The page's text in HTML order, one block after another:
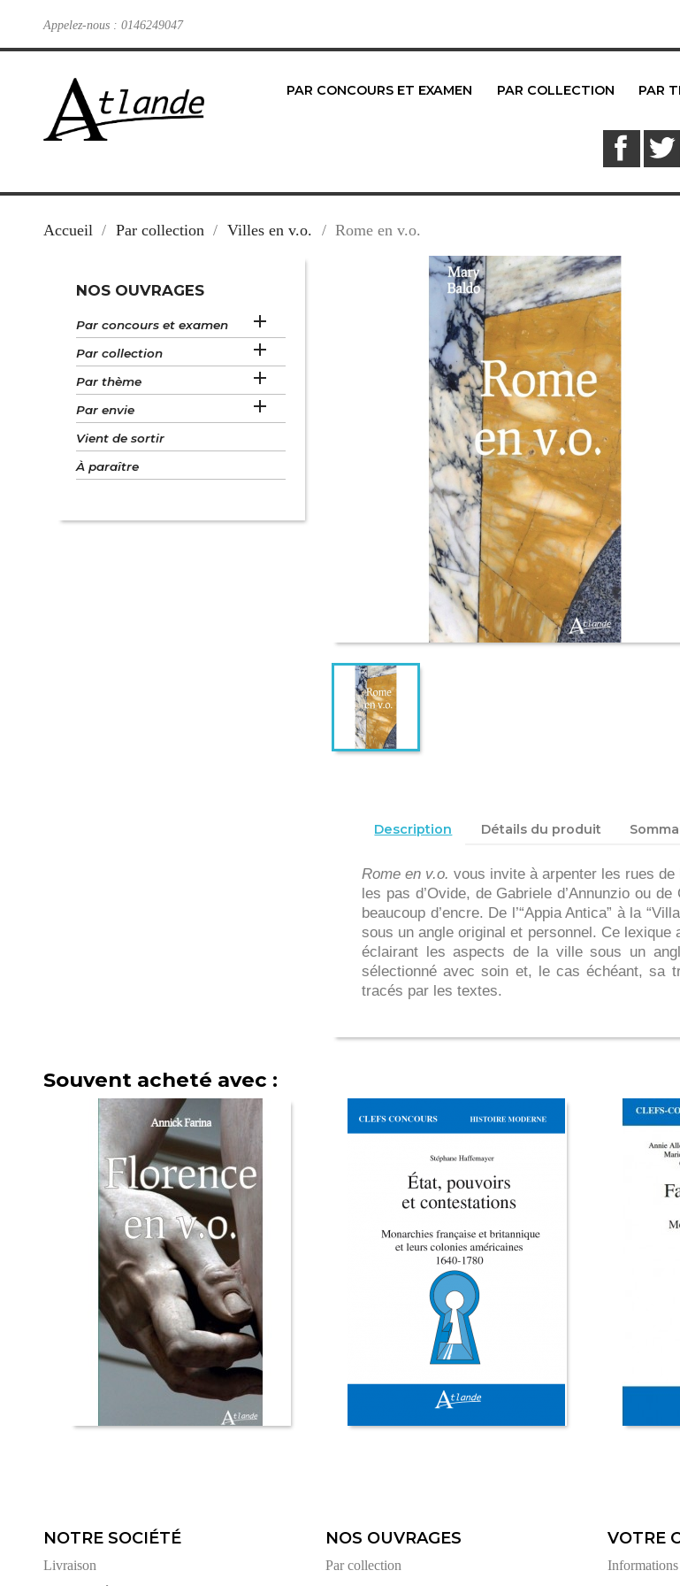
Appelez-nous : 0146249047
PAR CONCOURS ET EXAMEN PAR COLLECTION PAR
Accueil Par collection Villes en v.o. Rome en v.o.
NOS OUVRAGES
Par concours et examen 
Par collection 
Par thème 
Par envie 
Vient de sortir
À paraître
Description Détails du produit
Rome en v.o. vous invite à arpenter les rues
les pas d’Ovide, de Gabriele d’Annunzio ou
beaucoup d’encre. De l’“Appia Antica” à la
sous un angle original et personnel. Ce
éclairant les aspects de la ville sous un
sélectionné avec soin et, le cas échéant, sa
tracés par les textes.
Souvent acheté avec :
NOTRE SOCIÉTÉ
Livraison
NOS OUVRAGES
Par collection
VOTRE